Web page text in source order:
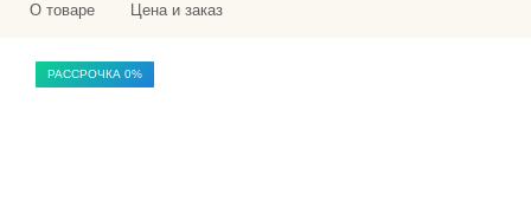
О товаре Цена и заказ
РАССРОЧКА 0%